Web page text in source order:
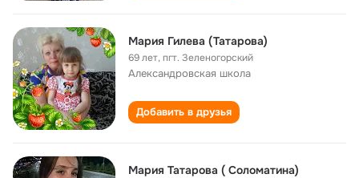
Мария Гилева (Татарова)
69 лет,пгт. Зеленогорский
Александровская школа
Добавить в друзья
Мария Татарова ( Соломатина)